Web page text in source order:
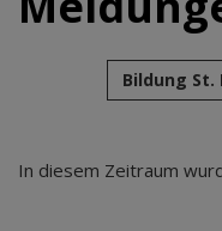
Bildung St.
In diesem Zeitraum